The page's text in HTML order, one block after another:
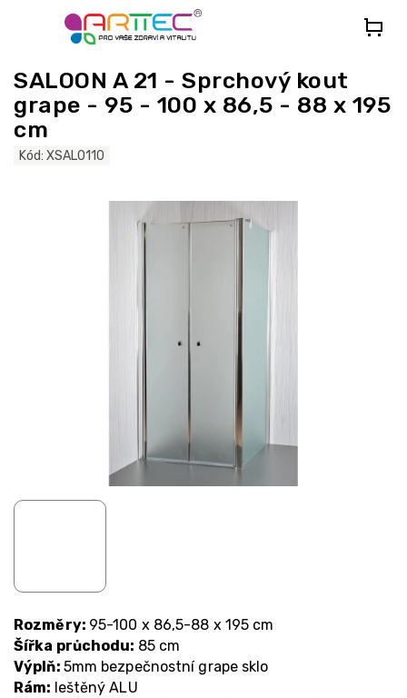
SALOON A 21 - Sprchový kout
grape - 95 - 100 x 86,5 - 88 x 195
cm
Kód: XSAL0110
Rozměry: 95-100 x 86,5-88 x 195 cm
Šířka průchodu: 85 cm
Výplň: 5mm bezpečnostní grape sklo
Rám: leštěný ALU